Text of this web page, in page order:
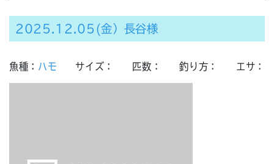
2025.12.05(金）長谷様
魚種： ハモ サイズ： 匹数： 釣り方： エサ：